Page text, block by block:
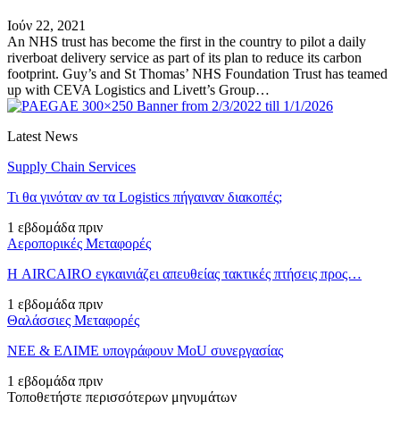
Ιούν 22, 2021
An NHS trust has become the first in the country to pilot a daily
riverboat delivery service as part of its plan to reduce its carbon
footprint. Guy’s and St Thomas’ NHS Foundation Trust has teamed
up with CEVA Logistics and Livett’s Group…
Latest News
Supply Chain Services
Τι θα γινόταν αν τα Logistics πήγαιναν διακοπές;
1 εβδομάδα πριν
Αεροπορικές Μεταφορές
Η AIRCAIRO εγκαινιάζει απευθείας τακτικές πτήσεις προς…
1 εβδομάδα πριν
Θαλάσσιες Μεταφορές
ΝΕΕ & ΕΛΙΜΕ υπογράφουν MoU συνεργασίας
1 εβδομάδα πριν
Τοποθετήστε περισσότερων μηνυμάτων